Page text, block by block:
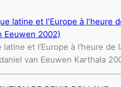
latine et l’Europe à l’heure
van Eeuwen Karthala